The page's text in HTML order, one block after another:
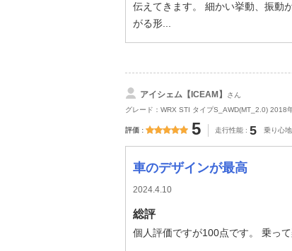
伝えてきます。 細かい挙動、振動
がる形...
アイシェム【ICEAM】
さん
グレード：WRX STI タイプS_AWD(MT_2.0) 2018
評価 5 走行性能 5 乗り心地
車のデザインが最高
2024.4.10
総評
個人評価ですが100点です。 乗って